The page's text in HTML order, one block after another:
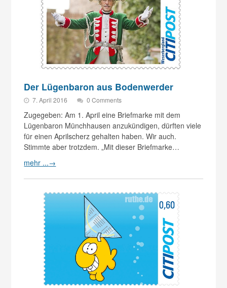
Der Lügenbaron aus Bodenwerder
7. April 2016 0 Comments
Zugegeben: Am 1. April eine Briefmarke mit dem
Lügenbaron Münchhausen anzukündigen, dürften viele
für einen Aprilscherz gehalten haben. Wir auch.
Stimmte aber trotzdem. „Mit dieser Briefmarke…
mehr ...→